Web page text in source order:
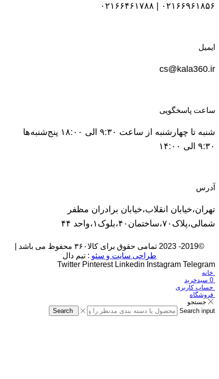
۰۲۱۶۶۹۶۱۸۵۶ | ۰۲۱۶۶۴۶۱۷۸۸
ایمیل
cs@kala360.ir
ساعت پاسخگویی
شنبه تا چهارشنبه از ساعت ۹:۳۰ الی ۱۸:۰۰ پنج‌شنبه‌ها
۹:۳۰ الی ۱۴:۰۰
آدرس
تهران،خیابان انقلاب،خیابان برادران مظفر
شمالی،پلاک۷۰،ساختمان۴۰،بلوک۱،واحد ۴۴
©2019- 2023 تمامی حقوق برای کالا۳۶۰ محفوظ می باشد |
طراحی سایت و سئو : تیم دال
Twitter Pinterest Linkedin Instagram Telegram
خانه
0 سبدخرید
حساب کاربری
فروشگاه
جستجو
Search input
Search